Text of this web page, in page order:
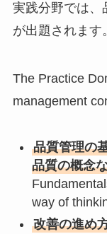
実践分野では、
が出題されます。
The Practice
management
品質管理の
品質の概念
way of
改善の進め